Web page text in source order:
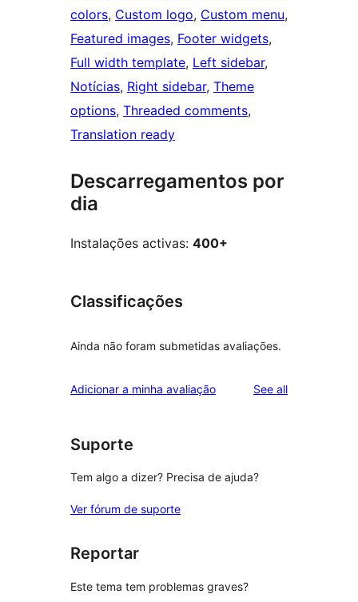
colors, Custom logo, Custom menu
Featured images, Footer widgets
Full width template, Left sidebar
Notícias, Right sidebar, Theme
options, Threaded comments
Translation ready
Descarregamentos por
dia
Instalações activas: 400+
Classificações
Ainda não foram submetidas avaliações.
Adicionar a minha avaliação See allreviews
Suporte
Tem algo a dizer? Precisa de ajuda?
Ver fórum de suporte
Reportar
Este tema tem problemas graves?